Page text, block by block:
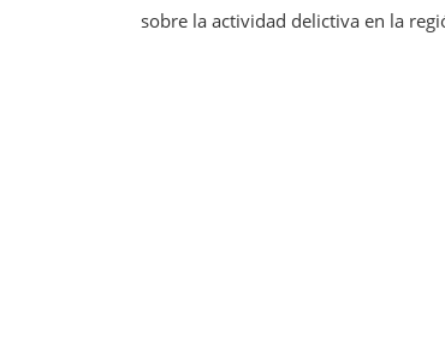
sobre la actividad delictiva en la